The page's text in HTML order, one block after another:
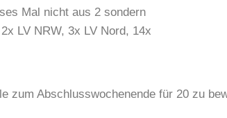
Mal nicht aus 2 sondern
LV NRW, 3x LV Nord, 14x
zum Abschlusswochenende für 20 zu